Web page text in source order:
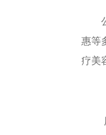
公
惠等
疗美
用